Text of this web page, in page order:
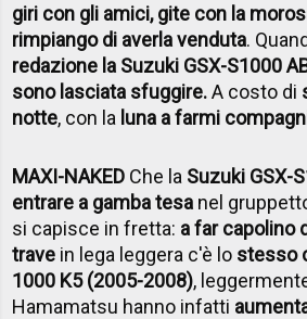
giri con gli amici, gite con la
rimpiango di averla venduta.
redazione la Suzuki GSX-S1000
sono lasciata sfuggire.A costo di
notte, con la luna a farmi
MAXI-NAKED Che la Suzuki GSX-
entrare a gamba tesa nel
si capisce in fretta: a far capolino
trave in lega leggera c'è lo stesso
1000 K5 (2005-2008),
Hamamatsu hanno infatti